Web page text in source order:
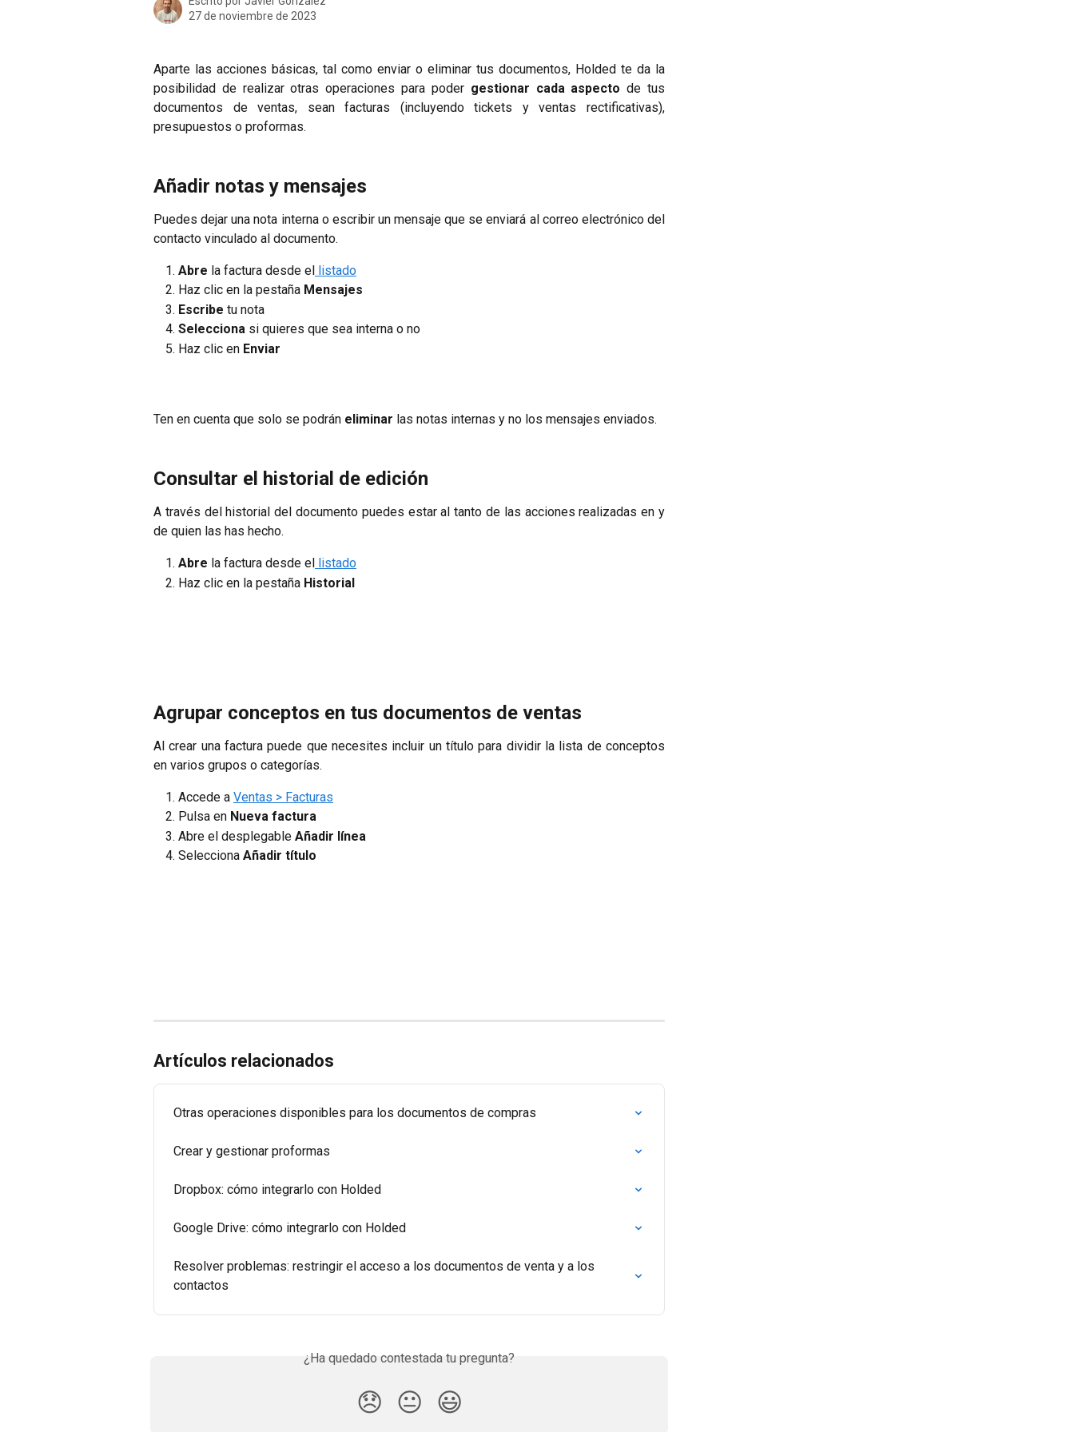
27 de noviembre de 2023
Aparte las acciones básicas, tal como enviar o eliminar tus documentos, Holded te da la
posibilidad de realizar otras operaciones para poder gestionar cada aspecto de tus
documentos de ventas, sean facturas (incluyendo tickets y ventas rectificativas),
presupuestos o proformas.
Añadir notas y mensajes
Puedes dejar una nota interna o escribir un mensaje que se enviará al correo electrónico del
contacto vinculado al documento.
Abre la factura desde el listado
Haz clic en la pestaña Mensajes
Escribe tu nota
Selecciona si quieres que sea interna o no
Haz clic en Enviar
Ten en cuenta que solo se podrán eliminar las notas internas y no los mensajes enviados.
Consultar el historial de edición
A través del historial del documento puedes estar al tanto de las acciones realizadas en y
de quien las has hecho.
Abre la factura desde el
listado
Haz clic en la pestaña Historial
Agrupar conceptos en tus documentos de ventas
Al crear una factura puede que necesites incluir un título para dividir la lista de conceptos
en varios grupos o categorías.
Accede a Ventas > Facturas
Pulsa en Nueva factura
Abre el desplegable Añadir línea
Selecciona Añadir título
Artículos relacionados
Otras operaciones disponibles para los documentos de compras
Crear y gestionar proformas
Dropbox: cómo integrarlo con Holded
Google Drive: cómo integrarlo con Holded
Resolver problemas: restringir el acceso a los documentos de venta y a los
contactos
¿Ha quedado contestada tu pregunta?
😞 😐 😃